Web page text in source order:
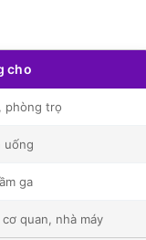
cho
phòng trọ
uống
ga
cơ quan, nhà máy